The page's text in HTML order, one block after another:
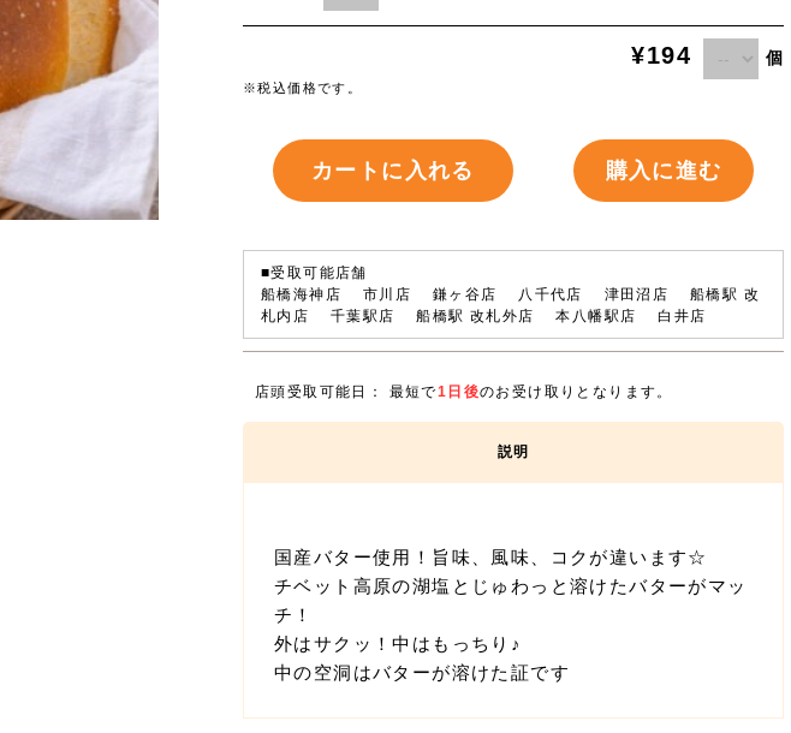
¥194 個
※税込価格です。
カートに入れる 購入に進む
■受取可能店舗
船橋海神店 市川店 鎌ヶ谷店 八千代店 津田沼店 船橋駅 改
札内店 千葉駅店 船橋駅 改札外店 本八幡駅店 白井店
店頭受取可能日： 最短で1日後のお受け取りとなります。
国産バター使用！旨味、風味、コクが違います☆
チベット高原の湖塩とじゅわっと溶けたバターがマッ
チ！
外はサクッ！中はもっちり♪
中の空洞はバターが溶けた証です